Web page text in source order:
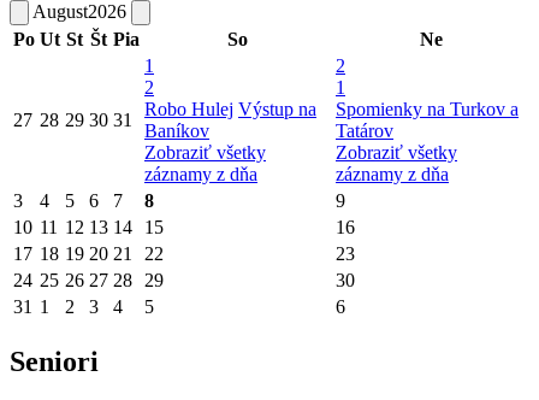
August2026
Po Ut St Št Pia So Ne
27 28 29 30 31
1
2
Robo Hulej Výstup na
Baníkov
Zobraziť všetky
záznamy z dňa
2
1
Spomienky na Turkov a
Tatárov
Zobraziť všetky
záznamy z dňa
3
4 5 6 7 8
9
10 11 12 13 14 15
16
17 18 19 20 21 22
23
24 25 26 27 28 29
30
31 1 2 3 4 5 6
Seniori